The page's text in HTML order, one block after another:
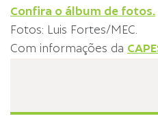
Confira o álbum de fotos.
Fotos: Luis Fortes/MEC.
Com informações da